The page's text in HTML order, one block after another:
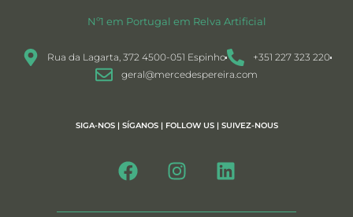
Nº1 em Portugal em Relva Artificial
Rua da Lagarta, 372 4500-051 Espinho
+351 227 323 220
geral@mercedespereira.com
SIGA-NOS | SÍGANOS | FOLLOW US | SUIVEZ-NOUS